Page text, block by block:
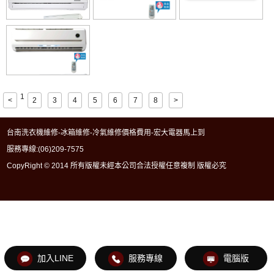
< 1 2 3 4 5 6 7 8 >
台南洗衣機維修-冰箱維修-冷氣維修價格費用-宏大電器馬上到
服務專線:(06)209-7575
CopyRight © 2014 所有版權未經本公司合法授權任意複制 版權必究
加入LINE 服務專線 電腦版